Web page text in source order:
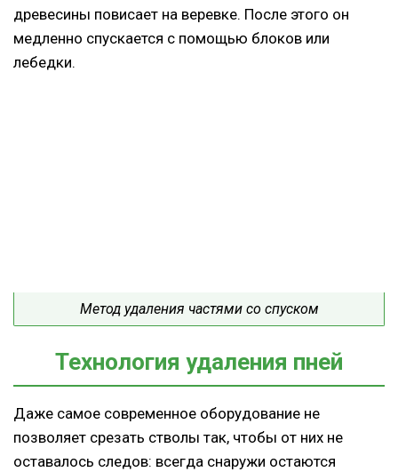
древесины повисает на веревке. После этого он
медленно спускается с помощью блоков или
лебедки.
Метод удаления частями со спуском
Технология удаления пней
Даже самое современное оборудование не
позволяет срезать стволы так, чтобы от них не
оставалось следов: всегда снаружи остаются